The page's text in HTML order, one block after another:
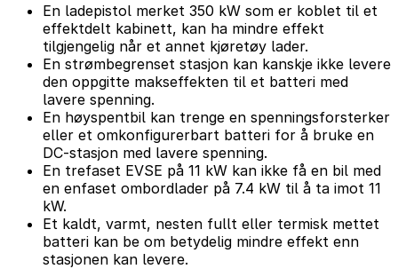
En ladepistol merket 350 kW som er koblet til et
effektdelt kabinett, kan ha mindre effekt
tilgjengelig når et annet kjøretøy lader.
En strømbegrenset stasjon kan kanskje ikke levere
den oppgitte makseffekten til et batteri med
lavere spenning.
En høyspentbil kan trenge en spenningsforsterker
eller et omkonfigurerbart batteri for å bruke en
DC-stasjon med lavere spenning.
En trefaset EVSE på 11 kW kan ikke få en bil med
en enfaset ombordlader på 7.4 kW til å ta imot 11
kW.
Et kaldt, varmt, nesten fullt eller termisk mettet
batteri kan be om betydelig mindre effekt enn
stasjonen kan levere.